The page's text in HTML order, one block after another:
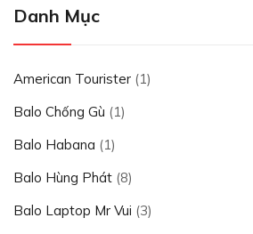
Danh Mục
American Tourister (1)
Balo Chống Gù (1)
Balo Habana (1)
Balo Hùng Phát (8)
Balo Laptop Mr Vui (3)